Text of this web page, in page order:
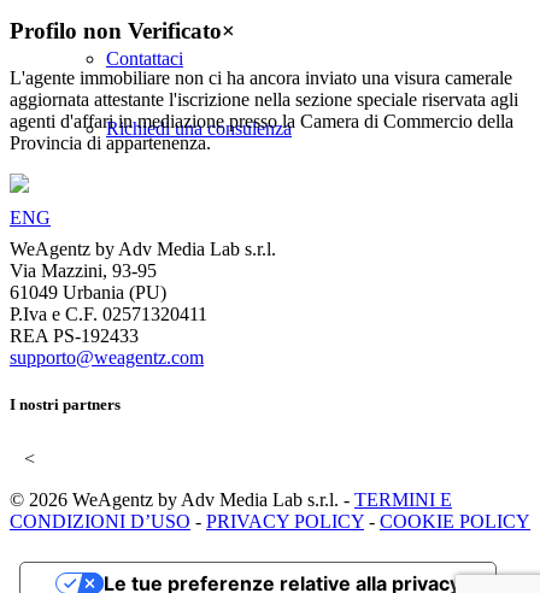
Contattaci
Richiedi una consulenza
ENG
Profilo non Verificato×
L'agente immobiliare non ci ha ancora inviato una visura camerale
aggiornata attestante l'iscrizione nella sezione speciale riservata agli
agenti d'affari in mediazione presso la Camera di Commercio della
Provincia di appartenenza.
WeAgentz by Adv Media Lab s.r.l.
Via Mazzini, 93-95
61049 Urbania (PU)
P.Iva e C.F. 02571320411
REA PS-192433
supporto@weagentz.com
I nostri partners
<
© 2026 WeAgentz by Adv Media Lab s.r.l. - TERMINI E
CONDIZIONI D’USO - PRIVACY POLICY - COOKIE POLICY
Le tue preferenze relative alla privacy